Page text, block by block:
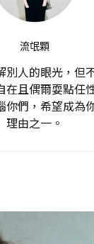
流氓顆
別人的眼光，但
在且偶爾耍點任
你們，希望成為
理由之一。